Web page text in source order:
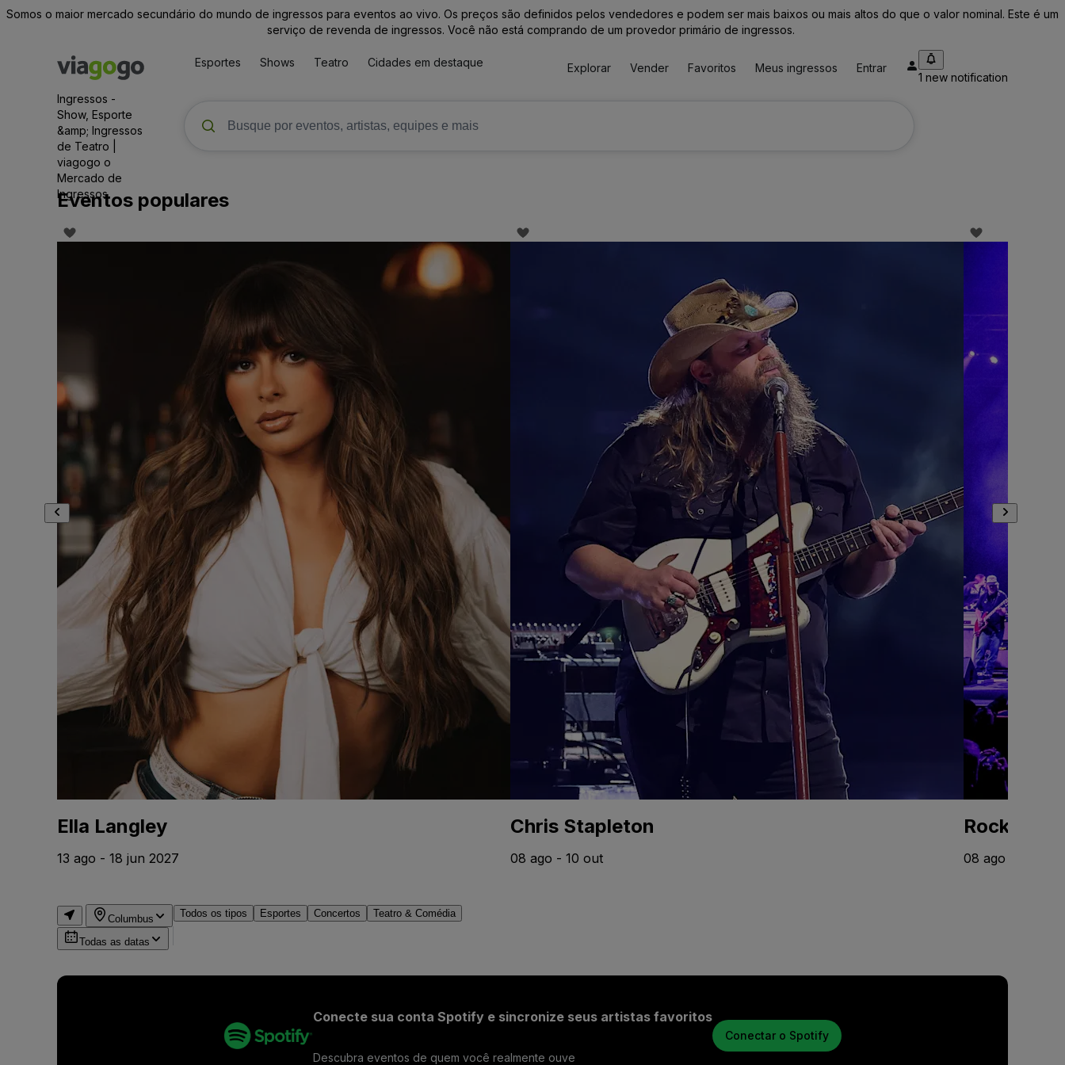
Somos o maior mercado secundário do mundo de ingressos para eventos ao vivo. Os preços são definidos pelos vendedores e podem ser mais baixos ou mais altos do que o valor nominal. Este é um
serviço de revenda de ingressos. Você não está comprando de um provedor primário de ingressos.
Ingressos -
Show, Esporte
&amp; Ingressos
de Teatro |
viagogo o
Mercado de
Ingressos
Esportes Shows Teatro Cidades em destaque Explorar Vender Favoritos Meus ingressos Entrar
1 new notification
Eventos populares
Ella Langley
13 ago - 18 jun 2027
Chris Stapleton
08 ago - 10 out
Rock the
08 ago - 12 set
Columbus
Todas as datas
Todos os tipos Esportes Concertos Teatro & Comédia
Conecte sua conta Spotify e sincronize seus artistas favoritos
Descubra eventos de quem você realmente ouve
Conectar o Spotify